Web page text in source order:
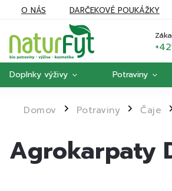
O NÁS DARČEKOVÉ POUKÁŽKY
Doplnky výživy Potraviny
Domov / Potraviny / Čaje /
Agrokarpaty